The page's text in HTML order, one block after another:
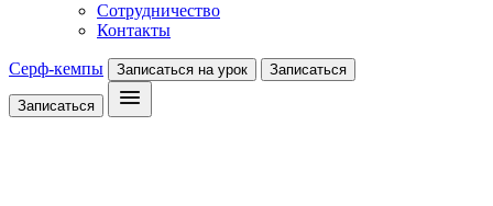
Сотрудничество
Контакты
Серф-кемпы Записаться на урок Записаться
Записаться